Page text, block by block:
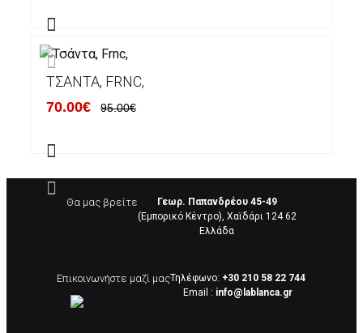
ΤΣΆΝΤΑ, FRNC,
70.00€ 95.00€
Θα μας βρείτε
Γεωρ. Παπανδρέου 45-49
(Εμπορικό Κέντρο), Χαϊδάρι 124 62
Eλλάδα
Επικοινωνήστε μαζί μαςΤηλέφωνο: +30 210 58 22 744
Email : info@lablanca.gr